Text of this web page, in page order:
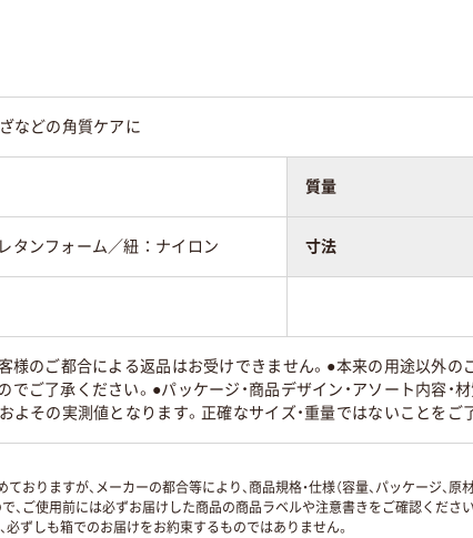
などの角質ケアに
質量
タンフォーム／紐：ナイロン 寸法
客様のご都合による返品はお受けできません。●本来の用途以外
でご了承ください。●パッケージ・商品デザイン・アソート内容・
よその実測値となります。正確なサイズ・重量ではないことをご
りますが、メーカーの都合等により、商品規格・仕様（容量、パッケージ、
ご使用前には必ずお届けした商品の商品ラベルや注意書きをご確認くださ
必ずしも箱でのお届けをお約束するものではありません。